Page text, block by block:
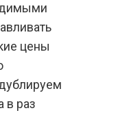
цены
в раз